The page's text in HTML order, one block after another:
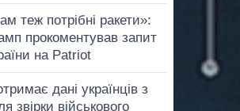
теж потрібні ракети»:
прокоментував запит
на Patriot
дані українців з
звірки військового